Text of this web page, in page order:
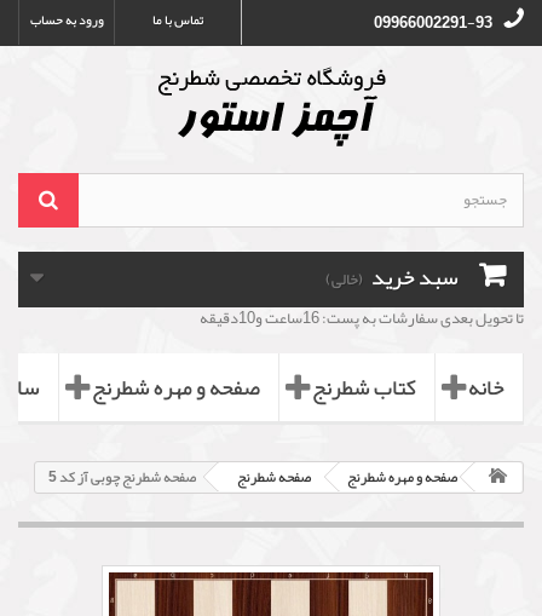
ورود به حساب تماس با ما 09966002291-93
سبد خرید (خالی)
تا تحویل بعدی سفارشات به پست: 16ساعت و10دقیقه
خانه کتاب شطرنج صفحه و مهره شطرنج
صفحه و مهره شطرنج صفحه شطرنج صفحه شطرنج چوبی آز کد 5